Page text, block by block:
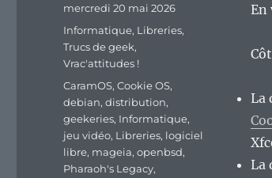
En
La
La
Publié
mercredi 20 mai 2026
Catégories
Informatique, Libreries,
Trucs de geek,
Vrac'attitudes !
Étiquettes
CaramOS,Cookie OS,
debian,distribution,
geekeries, Informatique,
jeu vidéo, Libreries, logiciel
libre, mageia,openbsd,
Pharaoh's Legacy,